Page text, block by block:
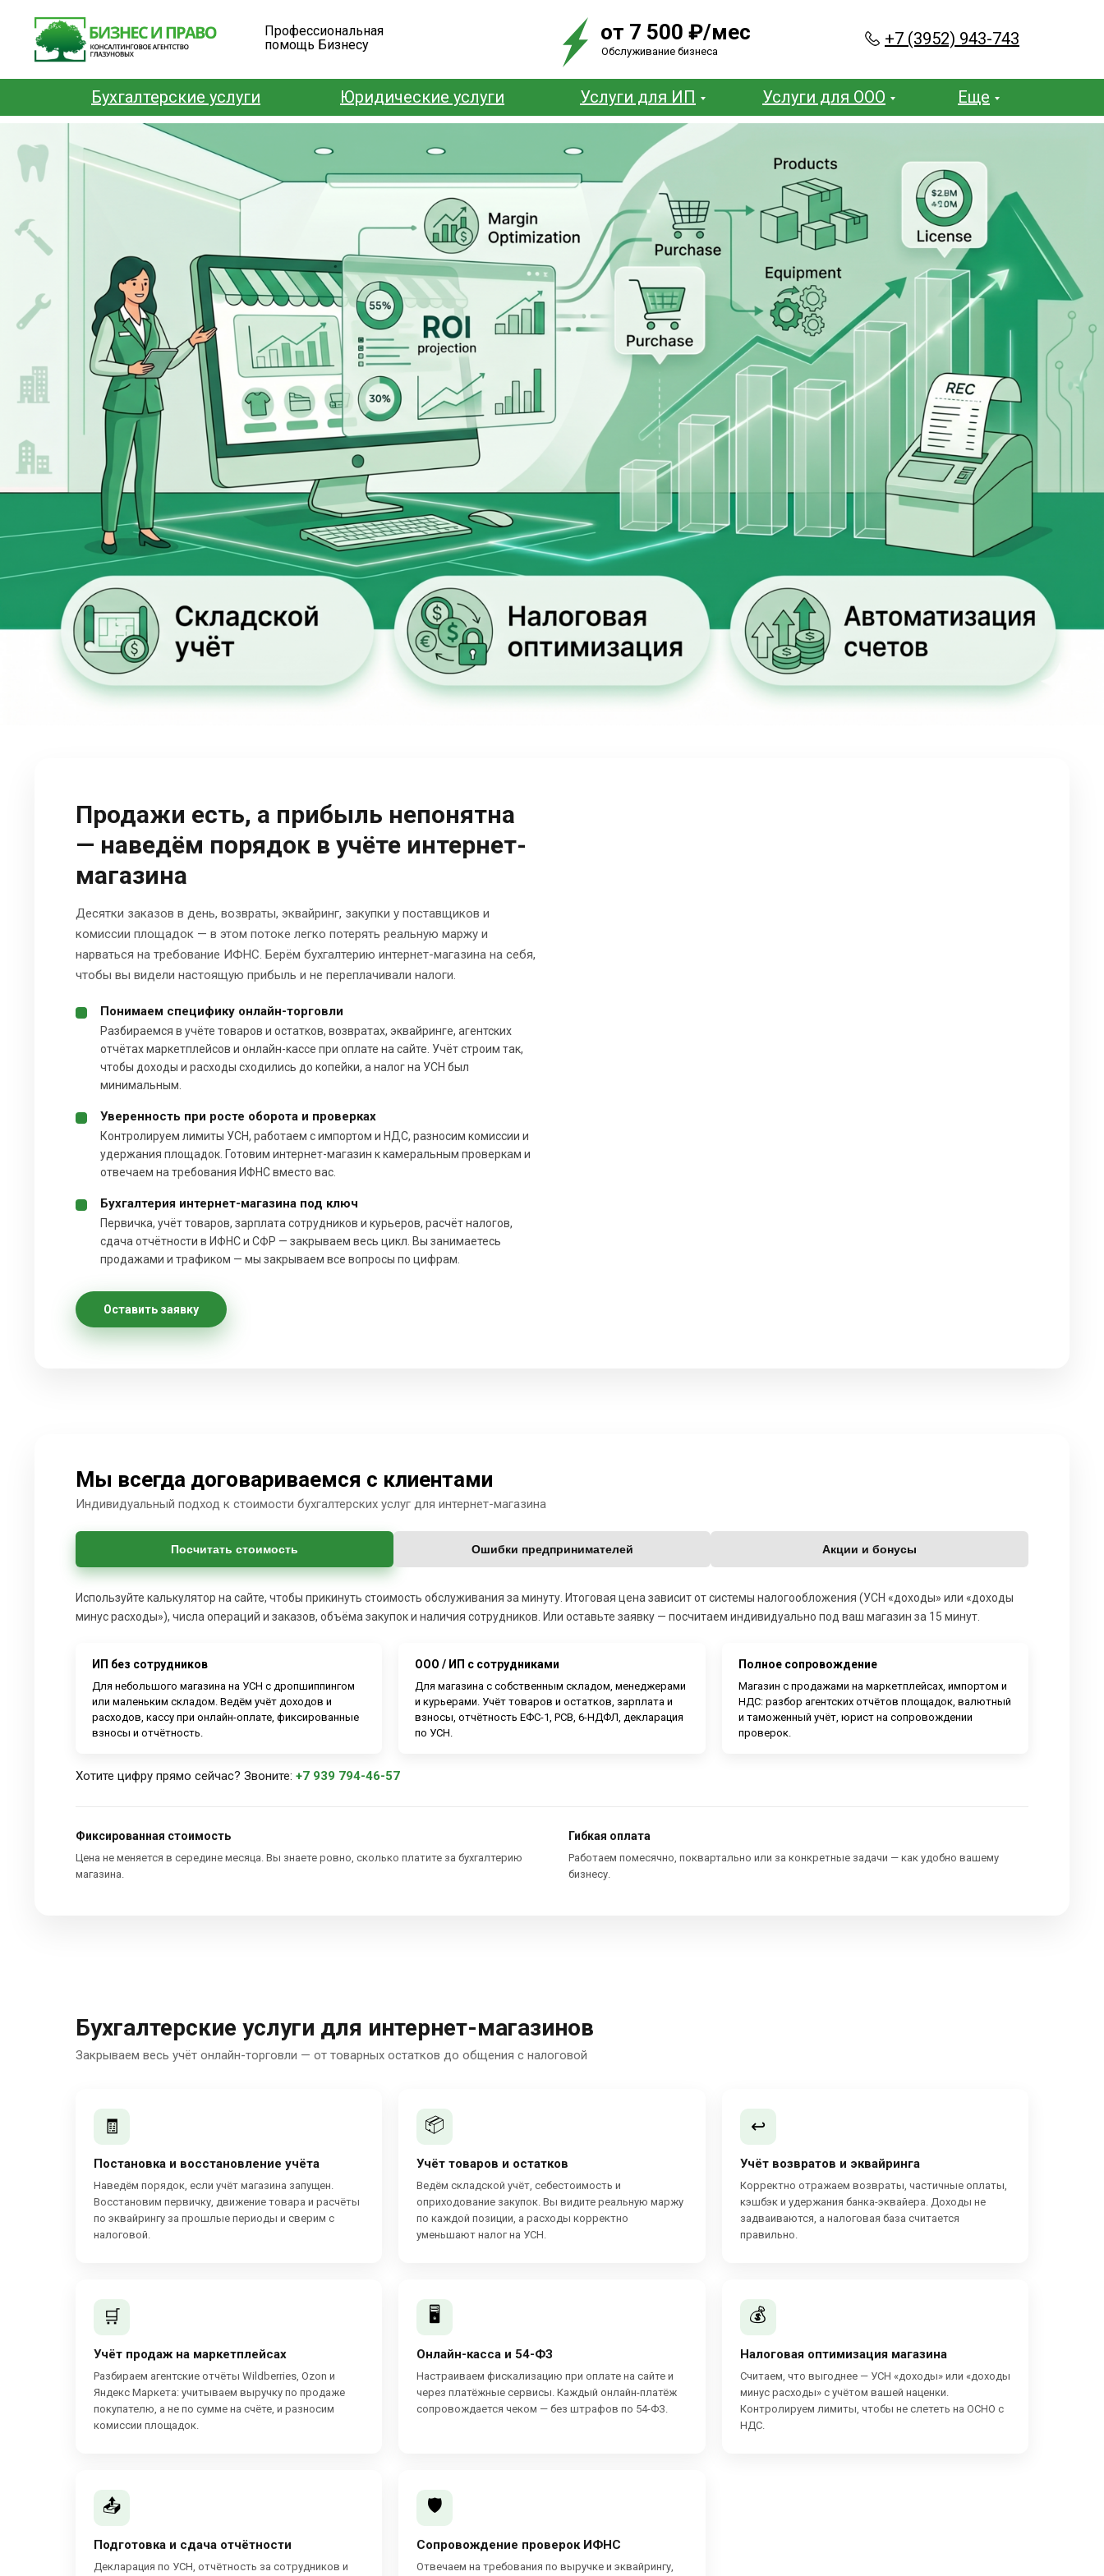
Профессиональная
помощь Бизнесу
от 7 500 ₽/мес
Обслуживание бизнеса
+7 (3952) 943-743
Бухгалтерские услуги Юридические услуги Услуги для ИП Услуги для ООО Еще
Продажи есть, а прибыль непонятна
— наведём порядок в учёте интернет-
магазина
Десятки заказов в день, возвраты, эквайринг, закупки у поставщиков и
комиссии площадок — в этом потоке легко потерять реальную маржу и
нарваться на требование ИФНС. Берём бухгалтерию интернет-магазина на себя,
чтобы вы видели настоящую прибыль и не переплачивали налоги.
Понимаем специфику онлайн-торговли
Разбираемся в учёте товаров и остатков, возвратах, эквайринге, агентских
отчётах маркетплейсов и онлайн-кассе при оплате на сайте. Учёт строим так,
чтобы доходы и расходы сходились до копейки, а налог на УСН был
минимальным.
Уверенность при росте оборота и проверках
Контролируем лимиты УСН, работаем с импортом и НДС, разносим комиссии и
удержания площадок. Готовим интернет-магазин к камеральным проверкам и
отвечаем на требования ИФНС вместо вас.
Бухгалтерия интернет-магазина под ключ
Первичка, учёт товаров, зарплата сотрудников и курьеров, расчёт налогов,
сдача отчётности в ИФНС и СФР — закрываем весь цикл. Вы занимаетесь
продажами и трафиком — мы закрываем все вопросы по цифрам.
Оставить заявку
Мы всегда договариваемся с клиентами
Индивидуальный подход к стоимости бухгалтерских услуг для интернет-магазина
Посчитать стоимость Ошибки предпринимателей Акции и бонусы
Используйте калькулятор на сайте, чтобы прикинуть стоимость обслуживания за минуту. Итоговая цена зависит от системы налогообложения (УСН «доходы» или «доходы
минус расходы»), числа операций и заказов, объёма закупок и наличия сотрудников. Или оставьте заявку — посчитаем индивидуально под ваш магазин за 15 минут.
ИП без сотрудников
Для небольшого магазина на УСН с дропшиппингом
или маленьким складом. Ведём учёт доходов и
расходов, кассу при онлайн-оплате, фиксированные
взносы и отчётность.
ООО / ИП с сотрудниками
Для магазина с собственным складом, менеджерами
и курьерами. Учёт товаров и остатков, зарплата и
взносы, отчётность ЕФС-1, РСВ, 6-НДФЛ, декларация
по УСН.
Полное сопровождение
Магазин с продажами на маркетплейсах, импортом и
НДС: разбор агентских отчётов площадок, валютный
и таможенный учёт, юрист на сопровождении
проверок.
Хотите цифру прямо сейчас? Звоните: +7 939 794-46-57
Фиксированная стоимость
Цена не меняется в середине месяца. Вы знаете ровно, сколько платите за бухгалтерию
магазина.
Гибкая оплата
Работаем помесячно, поквартально или за конкретные задачи — как удобно вашему
бизнесу.
Бухгалтерские услуги для интернет-магазинов
Закрываем весь учёт онлайн-торговли — от товарных остатков до общения с налоговой
🧾
Постановка и восстановление учёта
Наведём порядок, если учёт магазина запущен.
Восстановим первичку, движение товара и расчёты
по эквайрингу за прошлые периоды и сверим с
налоговой.
📦
Учёт товаров и остатков
Ведём складской учёт, себестоимость и
оприходование закупок. Вы видите реальную маржу
по каждой позиции, а расходы корректно
уменьшают налог на УСН.
↩️
Учёт возвратов и эквайринга
Корректно отражаем возвраты, частичные оплаты,
кэшбэк и удержания банка-эквайера. Доходы не
задваиваются, а налоговая база считается
правильно.
🛒
Учёт продаж на маркетплейсах
Разбираем агентские отчёты Wildberries, Ozon и
Яндекс Маркета: учитываем выручку по продаже
покупателю, а не по сумме на счёте, и разносим
комиссии площадок.
🖥️
Онлайн-касса и 54-ФЗ
Настраиваем фискализацию при оплате на сайте и
через платёжные сервисы. Каждый онлайн-платёж
сопровождается чеком — без штрафов по 54-ФЗ.
💰
Налоговая оптимизация магазина
Считаем, что выгоднее — УСН «доходы» или «доходы
минус расходы» с учётом вашей наценки.
Контролируем лимиты, чтобы не слететь на ОСНО с
НДС.
📤
Подготовка и сдача отчётности
Декларация по УСН, отчётность за сотрудников и
🛡️
Сопровождение проверок ИФНС
Отвечаем на требования по выручке и эквайрингу,